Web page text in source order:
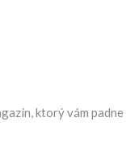
ktorý vám